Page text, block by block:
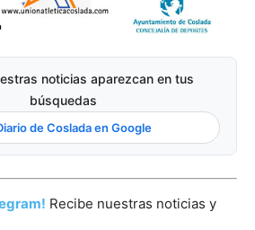
noticias aparezcan en tus
búsquedas
de Coslada en Google
Recibe nuestras noticias y